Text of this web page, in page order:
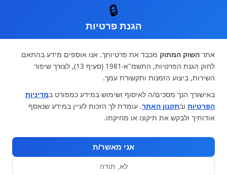
🔒
הגנת פרטיות
אתר השוק המתוק מכבד את פרטיותך. אנו אוספים מידע בהתאם
לחוק הגנת הפרטיות, התשמ"א-1981 (סעיף 13), לצורך שיפור
השירות, ביצוע הזמנות ותקשורת עמך.
באישורך הנך מסכים/ה לאיסוף ושימוש במידע כמפורט במדיניות
הפרטיות ובתקנון האתר. עומדת לך הזכות לעיין במידע שנאסף
אודותיך ולבקש את תיקונו או מחיקתו.
אני מאשר/ת
לא, תודה